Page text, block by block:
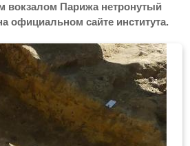
Парижа нетронутый
официальном сайте института.